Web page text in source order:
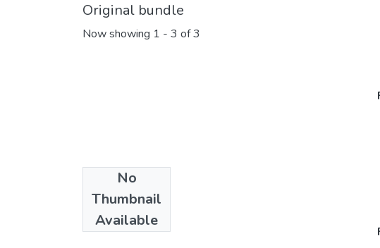
Original bundle
Now showing 1 - 3 of 3
No
Thumbnail
Available